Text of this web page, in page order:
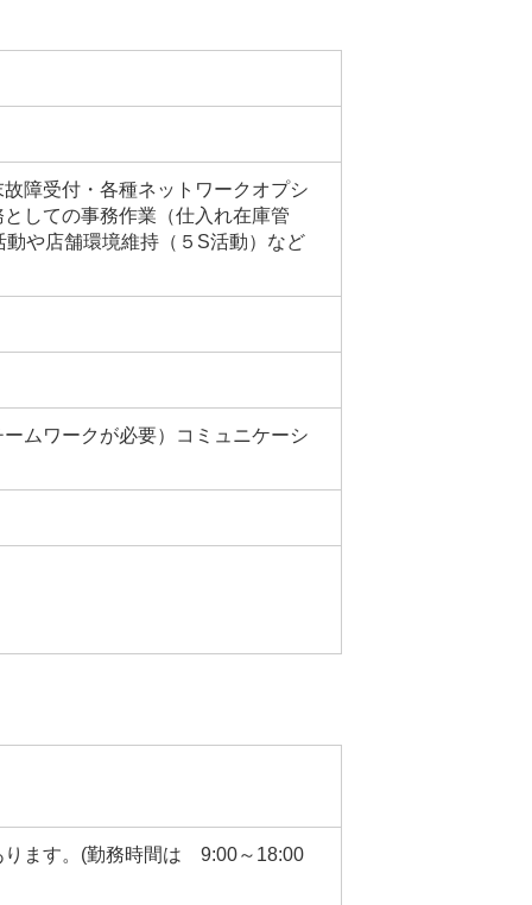
障受付・各種ネットワークオプシ
しての事務作業（仕入れ在庫管
や店舗環境維持（５S活動）など
ムワークが必要）コミュニケーシ
ます。(勤務時間は 9:00～18:00